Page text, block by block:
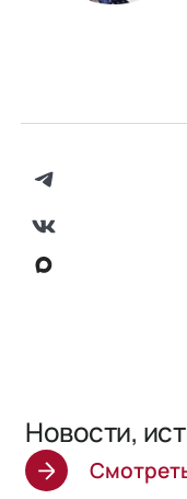
Новости,